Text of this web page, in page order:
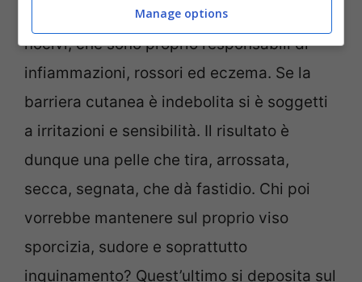
andare incontro a proliferazione di batteri
nocivi, che sono proprio responsabili di
infiammazioni, rossori ed eczema. Se la
barriera cutanea è indebolita si è soggetti
a irritazioni e sensibilità. Il risultato è
dunque una pelle che tira, arrossata,
secca, segnata, che dà fastidio. Chi poi
vorrebbe mantenere sul proprio viso
sporcizia, sudore e soprattutto
inquinamento? Quest’ultimo si deposita sul
Manage options